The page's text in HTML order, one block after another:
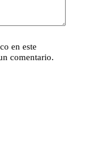
en este
comentario.